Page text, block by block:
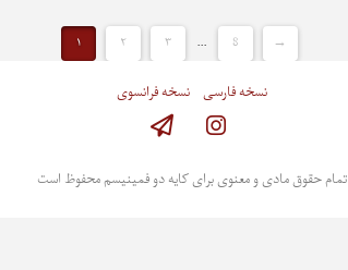
۱ ۲ ۳ ... 8 →
نسخه فارسی نسخه فرانسوی
تمام حقوق مادی و معنوی برای کایه دو فمینیسم محفوظ است